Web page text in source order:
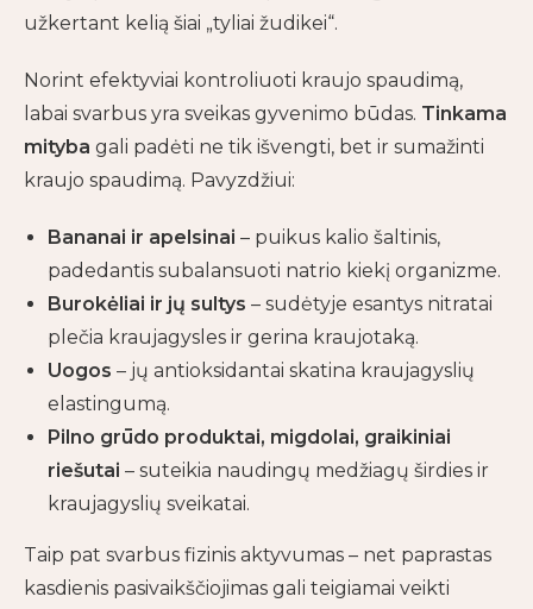
užkertant kelią šiai „tyliai žudikei“.
Norint efektyviai kontroliuoti kraujo spaudimą,
labai svarbus yra sveikas gyvenimo būdas. Tinkama
mityba gali padėti ne tik išvengti, bet ir sumažinti
kraujo spaudimą. Pavyzdžiui:
Bananai ir apelsinai – puikus kalio šaltinis,
padedantis subalansuoti natrio kiekį organizme.
Burokėliai ir jų sultys – sudėtyje esantys nitratai
plečia kraujagysles ir gerina kraujotaką.
Uogos – jų antioksidantai skatina kraujagyslių
elastingumą.
Pilno grūdo produktai, migdolai, graikiniai
riešutai – suteikia naudingų medžiagų širdies ir
kraujagyslių sveikatai.
Taip pat svarbus fizinis aktyvumas – net paprastas
kasdienis pasivaikščiojimas gali teigiamai veikti